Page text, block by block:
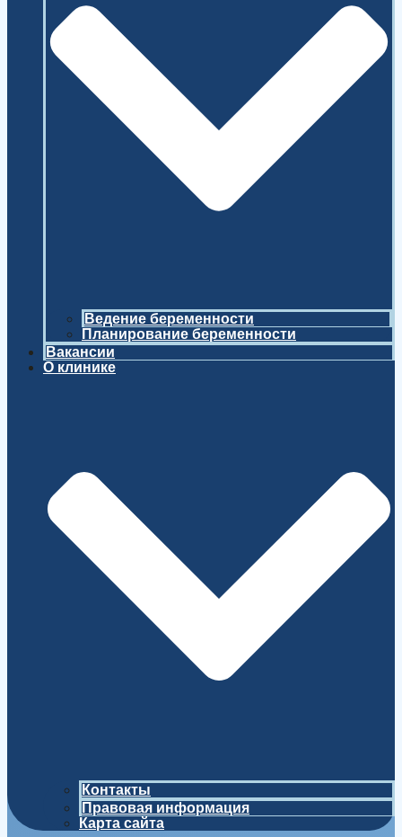
Ведение беременности
Планирование беременности
Вакансии
О клинике
Контакты
Правовая информация
Карта сайта